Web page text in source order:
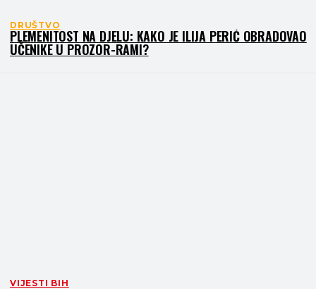
DRUŠTVO
PLEMENITOST NA DJELU: KAKO JE ILIJA PERIĆ OBRADOVAO
UČENIKE U PROZOR-RAMI?
VIJESTI BIH